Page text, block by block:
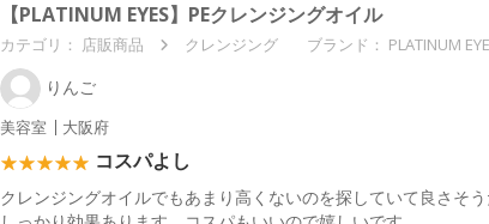
【PLATINUM EYES】PEクレンジングオイル
カテゴリ： 店販商品 クレンジング ブランド： PLATINUM
りんご
美容室
大阪府
コスパよし
クレンジングオイルでもあまり高くないのを探していて良さそ